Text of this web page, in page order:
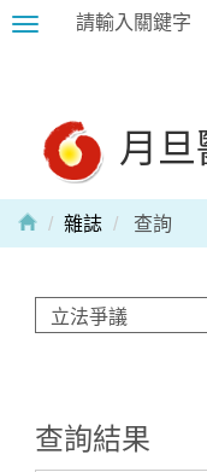
Toggle
月
雜誌 查詢
查詢結果